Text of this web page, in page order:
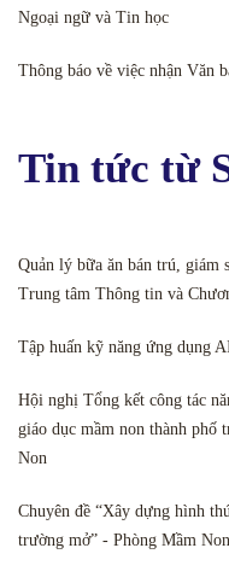
Ngoại ngữ và Tin học
Thông báo về việc nhận Văn
Tin tức từ
Quản lý bữa ăn bán trú, giám
Trung tâm Thông tin và
Tập huấn kỹ năng ứng dụng
Hội nghị Tổng kết công tác
giáo dục mầm non thành phố
Non
Chuyên đề “Xây dựng hình
trường mở” - Phòng Mầm Non